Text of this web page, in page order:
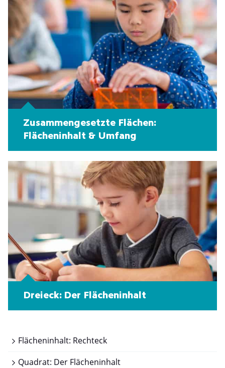
Zusammengesetzte Flächen:
Flächeninhalt & Umfang
Dreieck: Der Flächeninhalt
Flächeninhalt: Rechteck
Quadrat: Der Flächeninhalt